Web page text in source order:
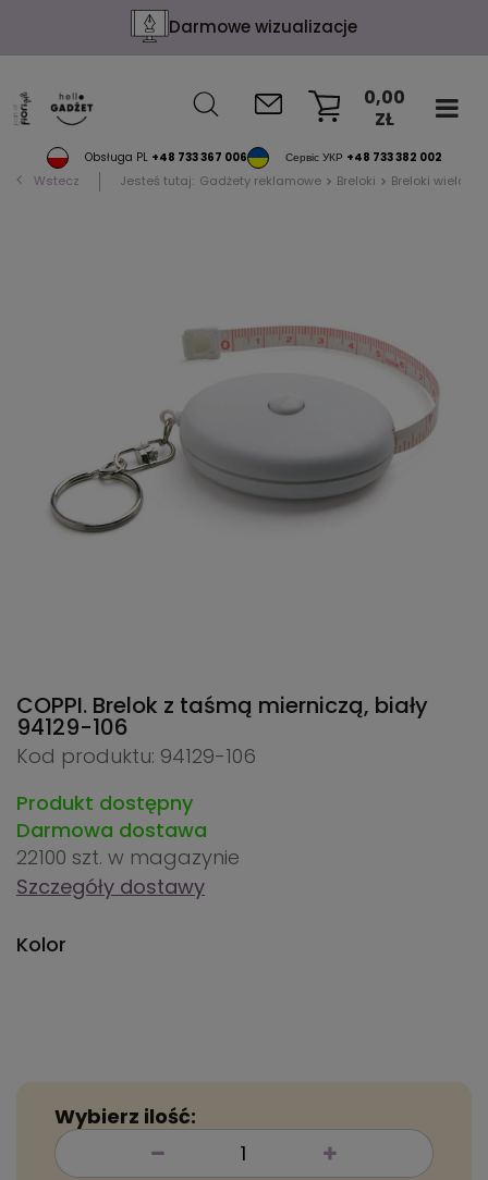
Darmowe wizualizacje
Obsługa PL +48 733 367 006 Сервіс УКР +48 733 382 002
0,00
ZŁ
Wstecz Jesteś tutaj: Gadżety reklamowe Breloki Breloki
COPPI. Brelok z taśmą mierniczą, biały
94129-106
Kod produktu: 94129-106
Produkt dostępny
Darmowa dostawa
22100 szt. w magazynie
Szczegóły dostawy
Kolor
Wybierz ilość: